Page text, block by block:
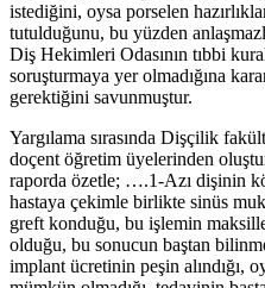
istediğini, oysa porselen
tutulduğunu, bu yüzden
Diş Hekimleri Odasının tıbbi
soruşturmaya yer olmadığına
gerektiğini savunmuştur.
Yargılama sırasında Dişçilik
doçent öğretim üyelerinden
raporda özetle; ….1-Azı dişinin
hastaya çekimle birlikte sinüs
greft konduğu, bu işlemin
olduğu, bu sonucun baştan
implant ücretinin peşin alındığı,